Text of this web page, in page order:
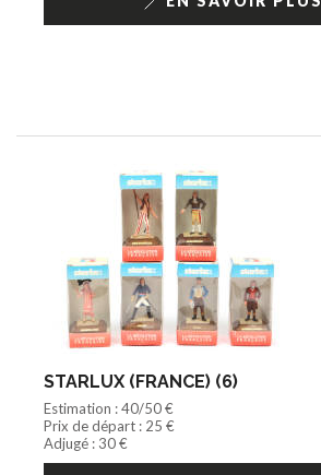
STARLUX (FRANCE) (6)
Estimation : 40/50 €
Prix de départ : 25 €
Adjugé : 30 €